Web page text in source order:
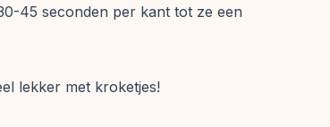
45 seconden per kant tot ze een
lekker met kroketjes!